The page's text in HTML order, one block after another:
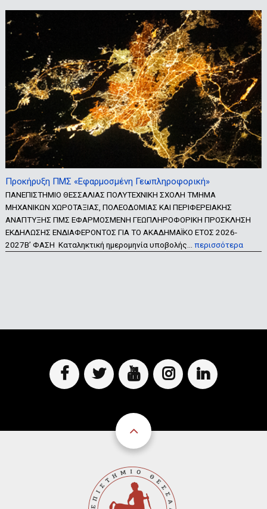
Προκήρυξη ΠΜΣ «Εφαρμοσμένη Γεωπληροφορική»
ΠΑΝΕΠΙΣΤΗΜΙΟ ΘΕΣΣΑΛΙΑΣ ΠΟΛΥΤΕΧΝΙΚΗ ΣΧΟΛΗ ΤΜΗΜΑ
ΜΗΧΑΝΙΚΩΝ ΧΩΡΟΤΑΞΙΑΣ, ΠΟΛΕΟΔΟΜΙΑΣ ΚΑΙ ΠΕΡΙΦΕΡΕΙΑΚΗΣ
ΑΝΑΠΤΥΞΗΣ ΠΜΣ ΕΦΑΡΜΟΣΜΕΝΗ ΓΕΩΠΛΗΡΟΦΟΡΙΚΗ ΠΡΟΣΚΛΗΣΗ
ΕΚΔΗΛΩΣΗΣ ΕΝΔΙΑΦΕΡΟΝΤΟΣ ΓΙΑ ΤΟ ΑΚΑΔΗΜΑΪΚΟ ΕΤΟΣ 2026-
2027Β’ ΦΑΣΗ Καταληκτική ημερομηνία υποβολής… περισσότερα